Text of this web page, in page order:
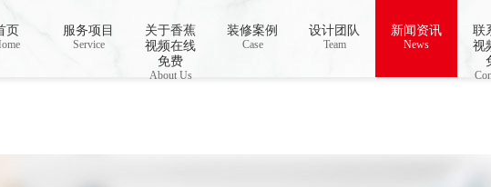
failed to open stream: No such file or directory in /www/wwwroot/Z4.com/func.phpon line
色香蕉视频下载,91香蕉APP成人污在线观看
页 服务项目
Service
关于香蕉
视频在线
免费
About Us
装修案例
Case
设计团队
Team
新闻资讯
News
联
视